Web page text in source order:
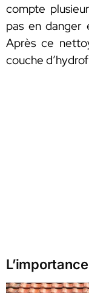
compte
pas en danger
Après ce
couche